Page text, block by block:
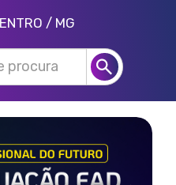
/ MG